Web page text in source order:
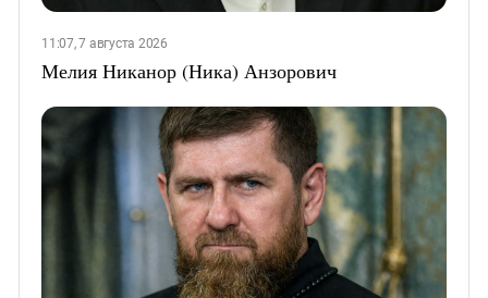
11:07, 7 августа 2026
Мелия Никанор (Ника) Анзорович